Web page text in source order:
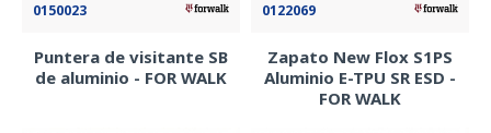
0150023
Puntera de visitante SB
de aluminio - FOR WALK
0122069
Zapato New Flox S1PS
Aluminio E-TPU SR ESD -
FOR WALK